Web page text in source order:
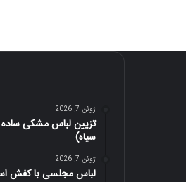
ژوئن 7, 2026
سیاه)
ژوئن 7, 2026
لباس مجلسی با کفش اسپرت سفید